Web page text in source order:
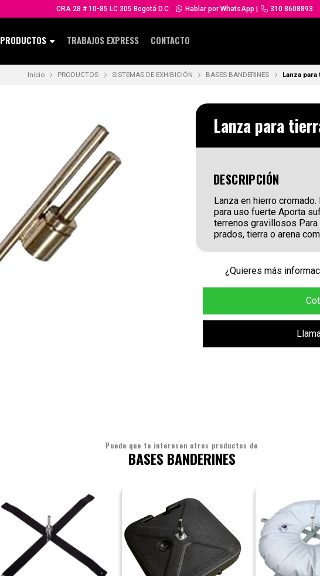
CRA 28 # 10-85 LC 305 Bogotá D.C Hablar por WhatsApp 310 8608893
PRODUCTOS TRABAJOS EXPRESS CONTACTO
Inicio PRODUCTOS SISTEMAS DE EXHIBICIÓN BASES BANDERINES Lanza para
Lanza para
DESCRIPCIÓN
Lanza en hierro
para uso fuerte Aporta
terrenos gravillosos
prados, tierra o arena
¿Quieres más
Puede que te interesen otros productos de
BASES BANDERINES